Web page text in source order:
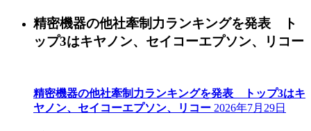
精密機器の他社牽制力ランキングを発表 ト
ップ3はキヤノン、セイコーエプソン、リコー
精密機器の他社牽制力ランキングを発表 トップ3はキ
ヤノン、セイコーエプソン、リコー 2026年7月29日